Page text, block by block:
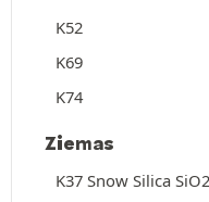
K52
K69
K74
Ziemas
K37 Snow Silica SiO2